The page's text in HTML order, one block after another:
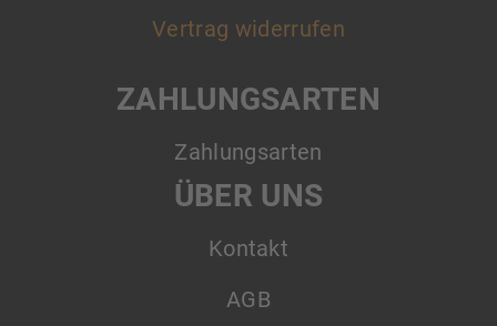
Vertrag widerrufen
ZAHLUNGSARTEN
Zahlungsarten
ÜBER UNS
Kontakt
AGB